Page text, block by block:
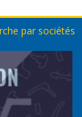
par sociétés